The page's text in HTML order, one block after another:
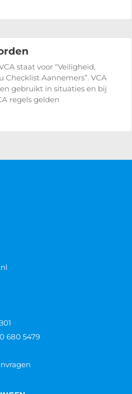
staat voor “Veiligheid,
Aannemers”. VCA
gebruikt in situaties en bij
regels gelden
een VCA cursus
staat voorop. Voor
een VCA examen
veel verschillende sectoren en
geldt voor iedereen, dus